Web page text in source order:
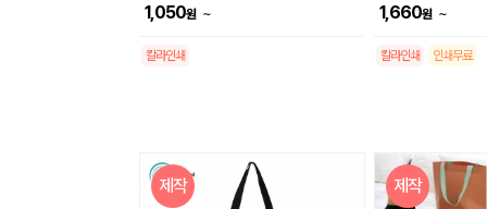
1,050원 ~
칼라인쇄
1,660원 ~
칼라인쇄 인쇄무료
제작 제작